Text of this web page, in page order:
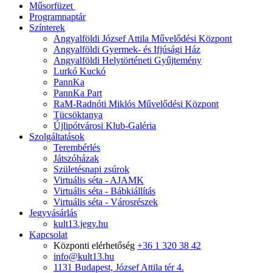
Műsorfüzet
Programnaptár
Színterek
Angyalföldi József Attila Művelődési Központ
Angyalföldi Gyermek- és Ifjúsági Ház
Angyalföldi Helytörténeti Gyűjtemény
Lurkó Kuckó
PannKa
PannKa Part
RaM-Radnóti Miklós Művelődési Központ
Tücsöktanya
Újlipótvárosi Klub-Galéria
Szolgáltatások
Terembérlés
Játszóházak
Születésnapi zsúrok
Virtuális séta - AJAMK
Virtuális séta - Bábkiállítás
Virtuális séta - Városrészek
Jegyvásárlás
kult13.jegy.hu
Kapcsolat
Központi elérhetőség +36 1 320 38 42
info@kult13.hu
1131 Budapest, József Attila tér 4.